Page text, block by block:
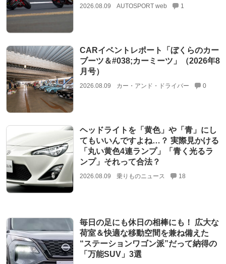
2026.08.09 AUTOSPORT web 1
CARイベントレポート「ぼくらのカー
ブーツ＆#038;カーミーツ」（2026年8
月号）
2026.08.09 カー・アンド・ドライバー 0
ヘッドライトを「黄色」や「青」にし
てもいいんですよね…？ 実際見かける
「丸い黄色4連ランプ」「青く光るラ
ンプ」それって合法？
2026.08.09 乗りものニュース 18
毎日の足にも休日の相棒にも！ 広大な
荷室＆快適な移動空間を兼ね備えた
“ステーションワゴン派”だって納得の
「万能SUV」3選